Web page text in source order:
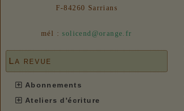
F-84260 Sarrians
mél :solicend@orange.fr
La revue
Abonnements
Ateliers d'écriture